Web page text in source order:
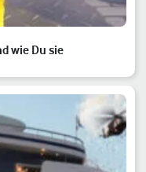
wie Du sie